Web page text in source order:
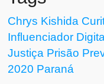
Chrys Kishida
Influenciador
Justiça Prisão
2020 Paraná